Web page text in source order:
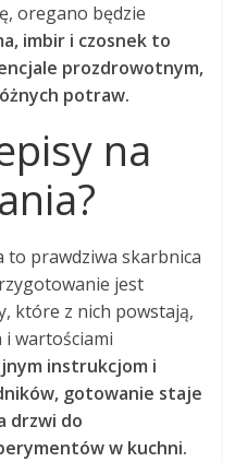
oregano będzie
imbir i czosnek to
prozdrowotnym,
potraw.
na
to prawdziwa skarbnica
jest
które z nich powstają,
i wartościami
instrukcjom i
gotowanie staje
drzwi do
w kuchni.